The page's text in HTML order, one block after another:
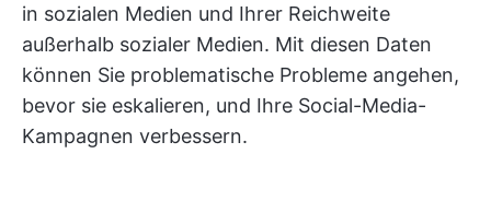
in sozialen Medien und Ihrer Reichweite
außerhalb sozialer Medien. Mit diesen Daten
können Sie problematische Probleme angehen,
bevor sie eskalieren, und Ihre Social-Media-
Kampagnen verbessern.